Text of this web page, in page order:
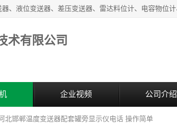
术有限公司
企业视频 公司介绍
北邯郸温度变送器配套罐旁显示仪电话 操作简单